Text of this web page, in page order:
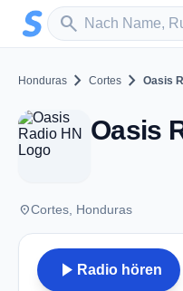
Zum Hauptinhalt springen
search
Sender suchen
Honduras chevron_right Cortes chevron_right Oasis
placeCortes, Honduras
play_arrow Radio hören